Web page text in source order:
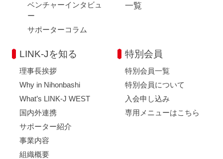
ベンチャーインタビュ
ー
サポーターコラム
一覧
LINK-Jを知る
理事長挨拶
Why in Nihonbashi
What’s LINK-J WEST
国内外連携
サポーター紹介
事業内容
組織概要
特別会員
特別会員一覧
特別会員について
入会申し込み
専用メニューはこちら